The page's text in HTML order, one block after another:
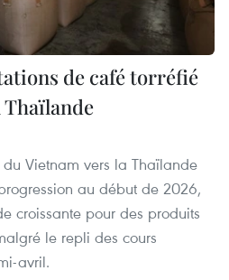
de café torréfié
Vietnam vers la Thaïlande
au début de 2026,
croissante pour des produits
le repli des cours
avril.